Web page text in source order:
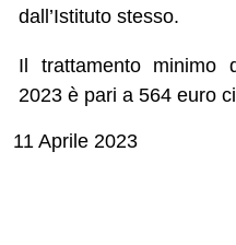
dall’Istituto stesso.
Il trattamento minimo
2023 è pari a 564 euro
11 Aprile 2023